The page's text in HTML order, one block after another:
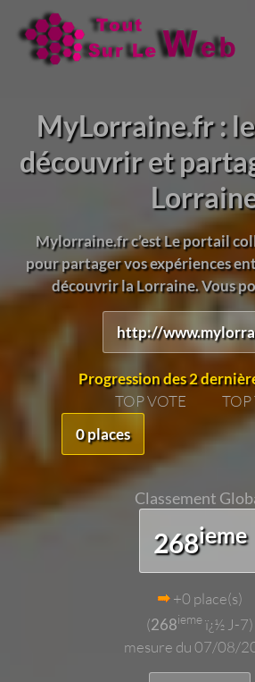
MyLorraine.fr :
découvrir et
Mylorraine.fr c’est Le portail
pour partager vos expériences
découvrir la Lorraine. Vous
http://
Progression des 2
TOP VOTE
0 places
TOP
Classement
268ieme
+0 place(s)
(268iemeï¿½ J-7)
mesure du 07/08/